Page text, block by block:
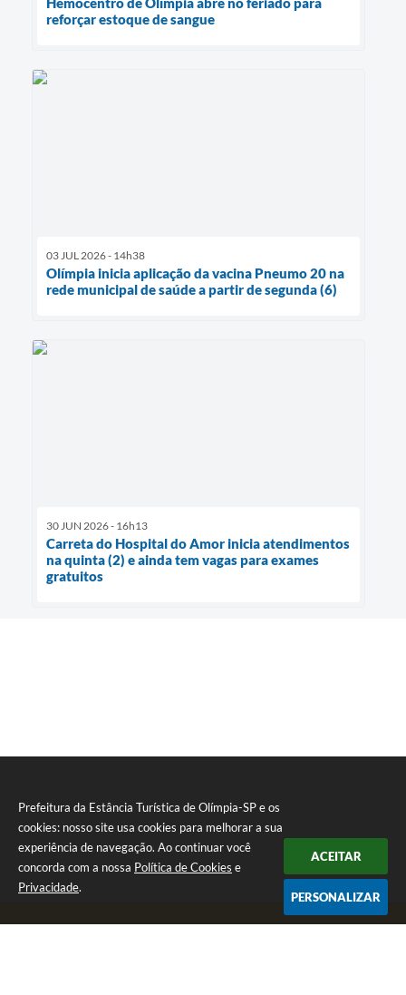
Prefeitura da Estância Turística de Olímpia-SP e os
cookies: nosso site usa cookies para melhorar a sua
experiência de navegação. Ao continuar você
concorda com a nossa Política de Cookies e
Privacidade.
ACEITAR
PERSONALIZAR
reforçar estoque de sangue
03 JUL 2026 - 14h38
Olímpia inicia aplicação da vacina Pneumo 20 na
rede municipal de saúde a partir de segunda (6)
30 JUN 2026 - 16h13
Carreta do Hospital do Amor inicia atendimentos
na quinta (2) e ainda tem vagas para exames
gratuitos